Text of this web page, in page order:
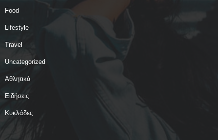
Food
Lifestyle
Travel
Uncategorized
Αθλητικά
Ειδήσεις
Κυκλάδες